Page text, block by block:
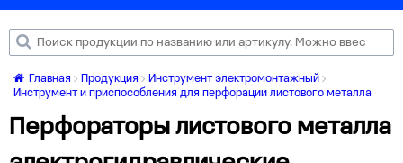
Главная Продукция
Инструмент электромонтажный
Инструмент и приспособления для перфорации листового металла
Перфораторы листового металла